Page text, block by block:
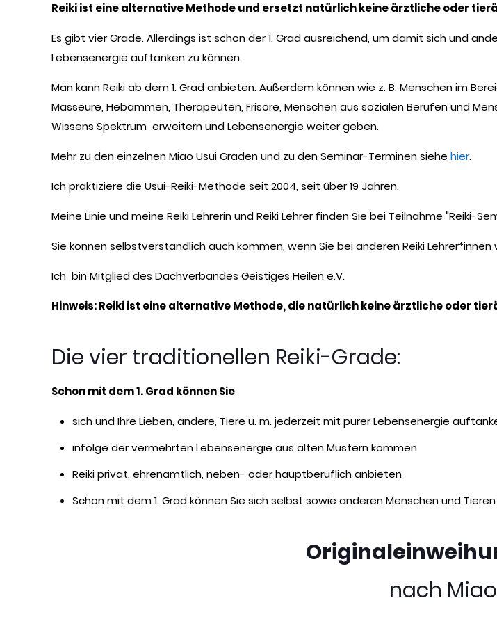
Reiki ist eine alternative Methode und ersetzt natürlich keine ärztliche oder
Es gibt vier Grade. Allerdings ist schon der 1. Grad ausreichend, um damit sich und
Lebensenergie auftanken zu können.
Man kann Reiki ab dem 1. Grad anbieten. Außerdem können wie z. B. Menschen im
Masseure, Hebammen, Therapeuten, Frisöre, Menschen aus sozialen Berufen und
Wissens Spektrum erweitern und Lebensenergie weiter geben.
Mehr zu den einzelnen Miao Usui Graden und zu den Seminar-Terminen siehe hier.
Ich praktiziere die Usui-Reiki-Methode seit 2004, seit über 19 Jahren.
Meine Linie und meine Reiki Lehrerin und Reiki Lehrer finden Sie bei Teilnahme "Reiki-
Sie können selbstverständlich auch kommen, wenn Sie bei anderen Reiki Lehrer*innen
Ich bin Mitglied des Dachverbandes Geistiges Heilen e.V.
Hinweis: Reiki ist eine alternative Methode, die natürlich keine ärztliche oder
Die vier traditionellen Reiki-Grade:
Schon mit dem 1. Grad können Sie
sich und Ihre Lieben, andere, Tiere u. m. jederzeit mit purer Lebensenergie
infolge der vermehrten Lebensenergie aus alten Mustern kommen
Reiki privat, ehrenamtlich, neben- oder hauptberuflich anbieten
Schon mit dem 1. Grad können Sie sich selbst sowie anderen Menschen und
nach